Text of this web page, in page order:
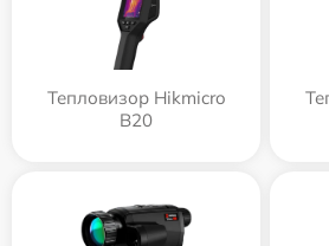
Тепловизор Hikmicro
B20